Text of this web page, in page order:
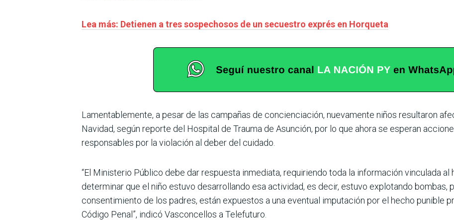
Lea más: Detienen a tres sospechosos de un secuestro exprés en Horqueta
Lamentablemente, a pesar de las campañas de concienciación, nuevamente niños resultaron
Navidad, según reporte del Hospital de Trauma de Asunción, por lo que ahora se esperan
responsables por la violación al deber del cuidado.
“El Ministerio Público debe dar respuesta inmediata, requiriendo toda la información vinculada
determinar que el niño estuvo desarrollando esa actividad, es decir, estuvo explotando
consentimiento de los padres, están expuestos a una eventual imputación por el hecho punible
Código Penal”, indicó Vasconcellos a Telefuturo.